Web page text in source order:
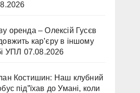
оренда – Олексій Гусєв
кар’єру в іншому
УПЛ 07.08.2026
Костишин: Наш клубний
під”їхав до Умані, коли